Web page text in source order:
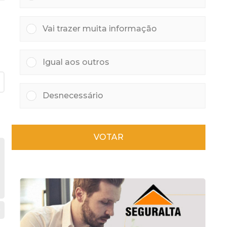
Vai trazer muita informação
Igual aos outros
Desnecessário
VOTAR